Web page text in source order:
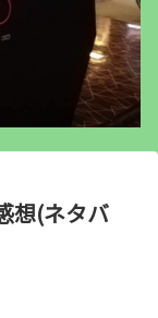
想(ネタバ